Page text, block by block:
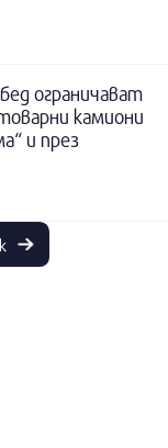
ограничават
камиони
и през